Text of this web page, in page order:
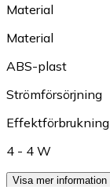
Material
Material
ABS-plast
Strömförsörjning
4 - 4 W
Visa mer information